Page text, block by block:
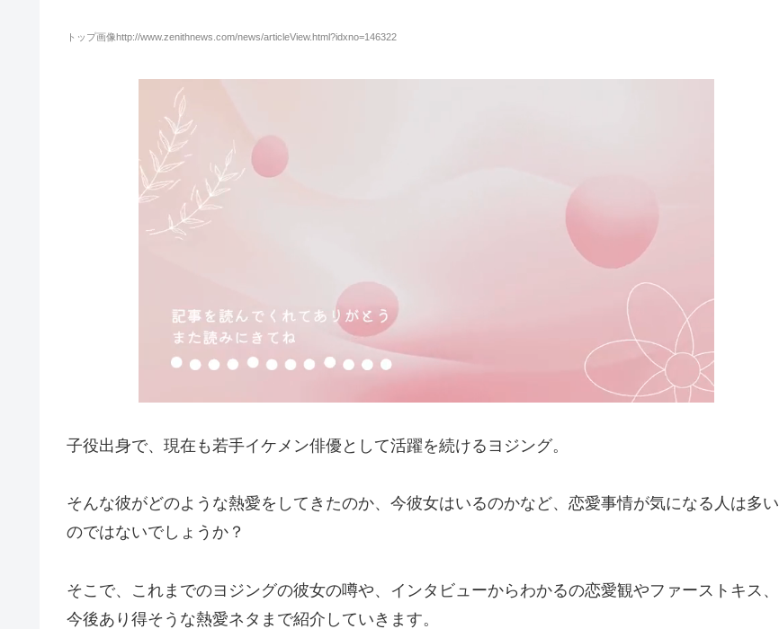
トップ画像http://www.zenithnews.com/news/articleView.html?idxno=146322
子役出身で、現在も若手イケメン俳優として活躍を続けるヨジング。
そんな彼がどのような熱愛をしてきたのか、今彼女はいるのかなど、恋愛事情が気になる人は多い
のではないでしょうか？
そこで、これまでのヨジングの彼女の噂や、インタビューからわかるの恋愛観やファーストキス、
今後あり得そうな熱愛ネタまで紹介していきます。